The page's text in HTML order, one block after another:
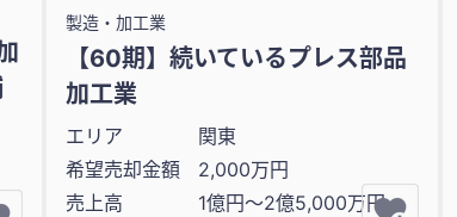
製造・加工業
【60期】続いているプレス部品
加工業
エリア
関東
希望売却金額
2,000万円
売上高
1億円〜2億5,000万円